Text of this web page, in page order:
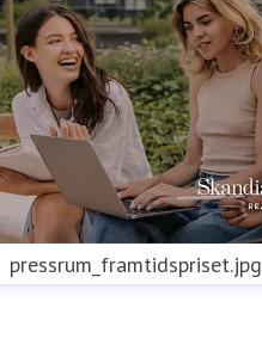
pressrum_framtidspriset.jpg